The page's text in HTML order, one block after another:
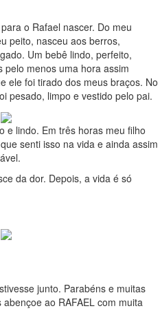
o Rafael nascer. Do meu
peito, nasceu aos berros,
Um bebê lindo, perfeito,
pelo menos uma hora assim
ele foi tirado dos meus braços. No
pesado, limpo e vestido pelo pai.
e lindo. Em três horas meu filho
senti isso na vida e ainda assim
da dor. Depois, a vida é só
junto. Parabéns e muitas
ao RAFAEL com muita